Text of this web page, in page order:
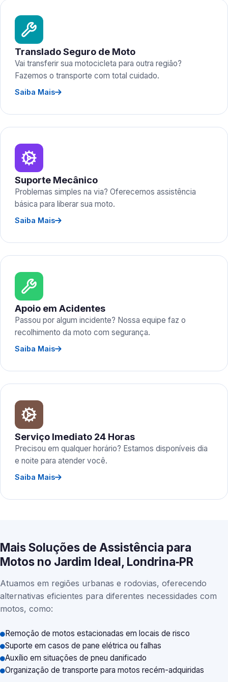
Translado Seguro de Moto
Vai transferir sua motocicleta para outra região?
Fazemos o transporte com total cuidado.
Saiba Mais
Suporte Mecânico
Problemas simples na via? Oferecemos assistência
básica para liberar sua moto.
Saiba Mais
Apoio em Acidentes
Passou por algum incidente? Nossa equipe faz o
recolhimento da moto com segurança.
Saiba Mais
Serviço Imediato 24 Horas
Precisou em qualquer horário? Estamos disponíveis dia
e noite para atender você.
Saiba Mais
Mais Soluções de Assistência para
Motos no Jardim Ideal, Londrina‑PR
Atuamos em regiões urbanas e rodovias, oferecendo
alternativas eficientes para diferentes necessidades com
motos, como:
Remoção de motos estacionadas em locais de risco
Suporte em casos de pane elétrica ou falhas
Auxílio em situações de pneu danificado
Organização de transporte para motos recém-adquiridas